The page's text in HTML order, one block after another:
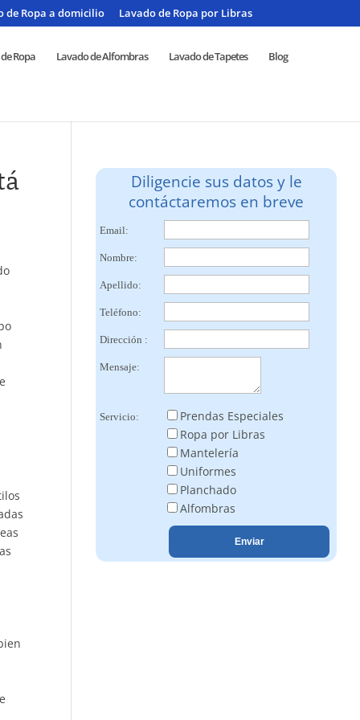
de Ropa a domicilio Lavado de Ropa por Libras
Ropa Lavado de Alfombras Lavado de Tapetes Blog
Diligencie sus datos y le
contáctaremos en breve
Email:
Nombre:
Apellido:
Teléfono:
Dirección :
Mensaje:
Servicio:
Prendas Especiales
Ropa por Libras
Mantelería
Uniformes
Planchado
Alfombras